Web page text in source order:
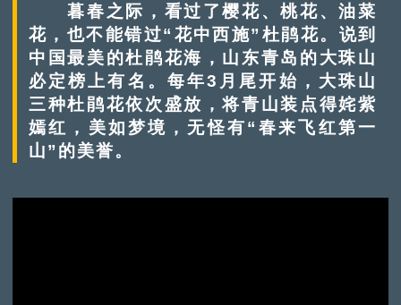
暮春之际，看过了樱花、桃花、油菜
花，也不能错过“花中西施”杜鹃花。说到
中国最美的杜鹃花海，山东青岛的大珠山
必定榜上有名。每年3月尾开始，大珠山
三种杜鹃花依次盛放，将青山装点得姹紫
嫣红，美如梦境，无怪有“春来飞红第一
山”的美誉。